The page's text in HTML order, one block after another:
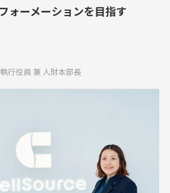
ォーメーションを目指す
行役員 兼 人財本部長